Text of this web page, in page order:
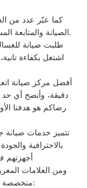
كما عبّر عدد من
الصيانة والمتابعة المستمرة لضمان عمل الأجهزة بكفاءة عالية.
اشتغل بكفاءة
دقيقة، وأنصح أي حد
رضاكم هو هدفنا
تتميز خدمات صيانة
بالاحترافية
أجهزتهم
ومن العلامات
متخصصة في إصلاح الأجهزة والعناية بها: